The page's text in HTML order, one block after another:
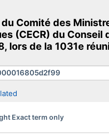
Comité des
(CECR) du
lors de la 1031e
Exact term only